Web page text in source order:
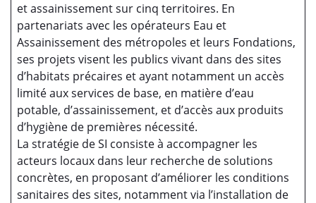
et assainissement sur cinq territoires. En
partenariats avec les opérateurs Eau et
Assainissement des métropoles et leurs Fondations,
ses projets visent les publics vivant dans des sites
d’habitats précaires et ayant notamment un accès
limité aux services de base, en matière d’eau
potable, d’assainissement, et d’accès aux produits
d’hygiène de premières nécessité.
La stratégie de SI consiste à accompagner les
acteurs locaux dans leur recherche de solutions
concrètes, en proposant d’améliorer les conditions
sanitaires des sites, notamment via l’installation de